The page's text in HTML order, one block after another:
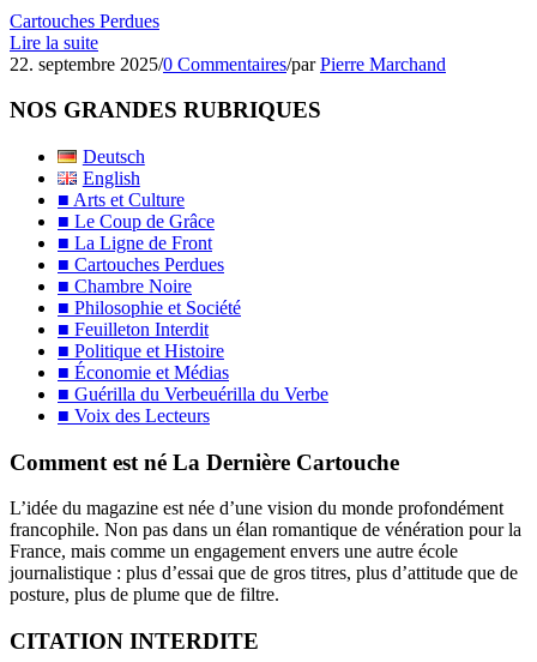
Cartouches Perdues
Lire la suite
22. septembre 2025/0 Commentaires/parPierre Marchand
NOS GRANDES RUBRIQUES
Deutsch
English
■ Arts et Culture
■ Le Coup de Grâce
■ La Ligne de Front
■ Cartouches Perdues
■ Chambre Noire
■ Philosophie et Société
■ Feuilleton Interdit
■ Politique et Histoire
■ Économie et Médias
■ Guérilla du Verbeuérilla du Verbe
■ Voix des Lecteurs
Comment est né La Dernière Cartouche
L’idée du magazine est née d’une vision du monde profondément
francophile. Non pas dans un élan romantique de vénération pour la
France, mais comme un engagement envers une autre école
journalistique : plus d’essai que de gros titres, plus d’attitude que de
posture, plus de plume que de filtre.
CITATION INTERDITE